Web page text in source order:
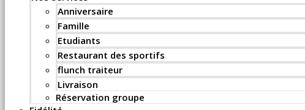
Anniversaire
Famille
Etudiants
Restaurant des sportifs
flunch traiteur
Livraison
Réservation groupe